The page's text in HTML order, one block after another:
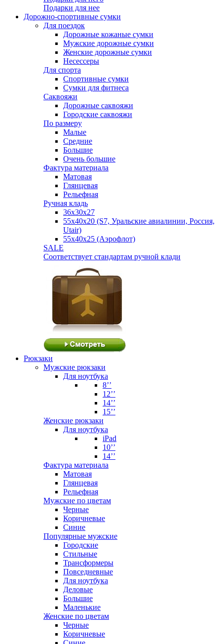
Подарки для нее
Дорожно-спортивные сумки
Для поездок
Дорожные кожаные сумки
Мужские дорожные сумки
Женские дорожные сумки
Несессеры
Для спорта
Спортивные сумки
Сумки для фитнеса
Саквояжи
Дорожные саквояжи
Городские саквояжи
По размеру
Малые
Средние
Большие
Очень большие
Фактура материала
Матовая
Глянцевая
Рельефная
Ручная кладь
36х30x27
55х40х20 (S7, Уральские авиалинии, Россия,
Utair)
55х40х25 (Аэрофлот)
SALE
Соответствует стандартам ручной клади
Рюкзаки
Мужские рюкзаки
Для ноутбука
8’’
12’’
14’’
15’’
Женские рюкзаки
Для ноутбука
iPad
10’’
14’’
Фактура материала
Матовая
Глянцевая
Рельефная
Мужские по цветам
Черные
Коричневые
Синие
Популярные мужские
Городские
Стильные
Трансформеры
Повседневные
Для ноутбука
Деловые
Большие
Маленькие
Женские по цветам
Черные
Коричневые